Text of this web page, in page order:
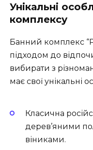
Унікальні
комплексу
Банний комплекс
підходом до
вибирати з
має свої унікальні
Класична
дерев’яними
віниками.